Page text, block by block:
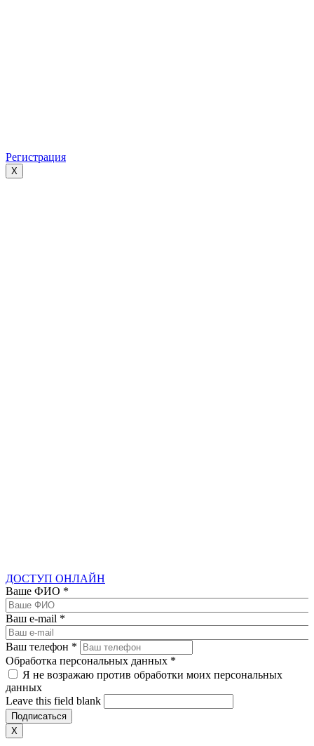
Регистрация
X
ДОСТУП ОНЛАЙН
Ваше ФИО *
Ваш e-mail *
Ваш телефон *
Обработка персональных данных *
Я не возражаю против обработки моих персональных
данных
Leave this field blank
X